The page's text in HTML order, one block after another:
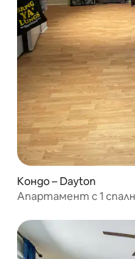
Кондо – Dayton
Апартамент с 1